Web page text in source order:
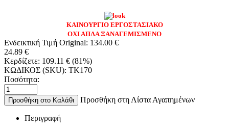
ΚΑΙΝΟΥΡΓΙΟ ΕΡΓΟΣΤΑΣΙΑΚΟ
ΟΧΙ ΑΠΛΑ ΞΑΝΑΓΕΜΙΣΜΕΝΟ
Ενδεικτική Τιμή Original: 134.00 €
24.89 €
Κερδίζετε: 109.11 € (81%)
ΚΩΔΙΚΟΣ (SKU): TK170
Ποσότητα:
Προσθήκη στο Καλάθι Προσθήκη στη Λίστα Αγαπημένων
Περιγραφή